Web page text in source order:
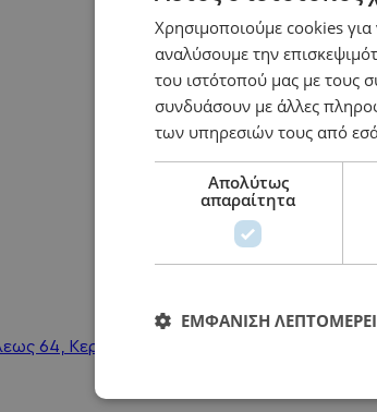
64, Κερατσίνι - 2104010202 - 2110125418
Χρησιμοποιούμε cookies για
αναλύσουμε την
του ιστότοπού μας με τους
συνδυάσουν με άλλες
των υπηρεσιών τους από
Απολύτως
απαραίτητα
ΕΜΦΆΝΙΣΗ